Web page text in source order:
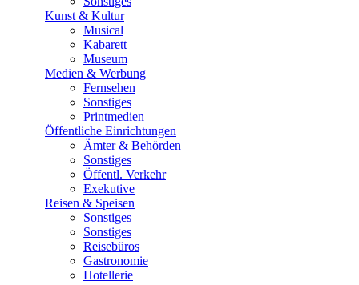
Kunst & Kultur
Musical
Kabarett
Museum
Medien & Werbung
Fernsehen
Sonstiges
Printmedien
Öffentliche Einrichtungen
Ämter & Behörden
Sonstiges
Öffentl. Verkehr
Exekutive
Reisen & Speisen
Sonstiges
Sonstiges
Reisebüros
Gastronomie
Hotellerie